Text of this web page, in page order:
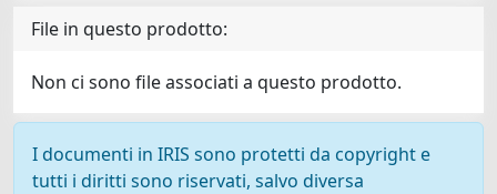
File in questo prodotto:
Non ci sono file associati a questo prodotto.
I documenti in IRIS sono protetti da copyright e
tutti i diritti sono riservati, salvo diversa